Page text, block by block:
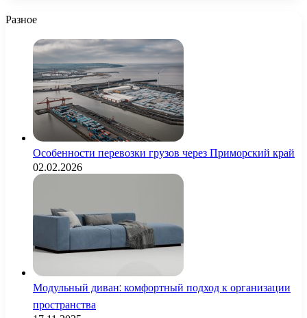
Разное
Особенности перевозки грузов через Приморский край
02.02.2026
Модульный диван: комфортный подход к организации
пространства